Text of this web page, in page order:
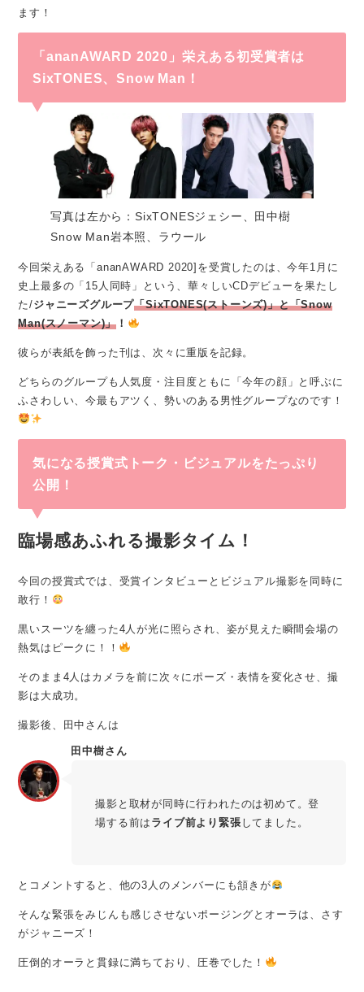
ます！
「ananAWARD 2020」栄えある初受賞者は
SixTONES、Snow Man！
写真は左から：SixTONESジェシー、田中樹
Snow Man岩本照、ラウール
今回栄えある「ananAWARD 2020]を受賞したのは、今年1月に
史上最多の「15人同時」という、華々しいCDデビューを果たし
た/ジャニーズグループ「SixTONES(ストーンズ)」と「Snow
Man(スノーマン)」 ！
彼らが表紙を飾った刊は、次々に重版を記録。
どちらのグループも人気度・注目度ともに「今年の顔」と呼ぶに
ふさわしい、今最もアツく、勢いのある男性グループなのです！
気になる授賞式トーク・ビジュアルをたっぷり
公開！
臨場感あふれる撮影タイム！
今回の授賞式では、受賞インタビューとビジュアル撮影を同時に
敢行！
黒いスーツを纏った4人が光に照らされ、姿が見えた瞬間会場の
熱気はピークに！！
そのまま4人はカメラを前に次々にポーズ・表情を変化させ、撮
影は大成功。
撮影後、田中さんは
田中樹さん
撮影と取材が同時に行われたのは初めて。登
場する前は ライブ前より緊張 してました。
とコメントすると、他の3人のメンバーにも頷きが
そんな緊張をみじんも感じさせないポージングとオーラは、さす
がジャニーズ！
圧倒的オーラと貫録に満ちており、圧巻でした！